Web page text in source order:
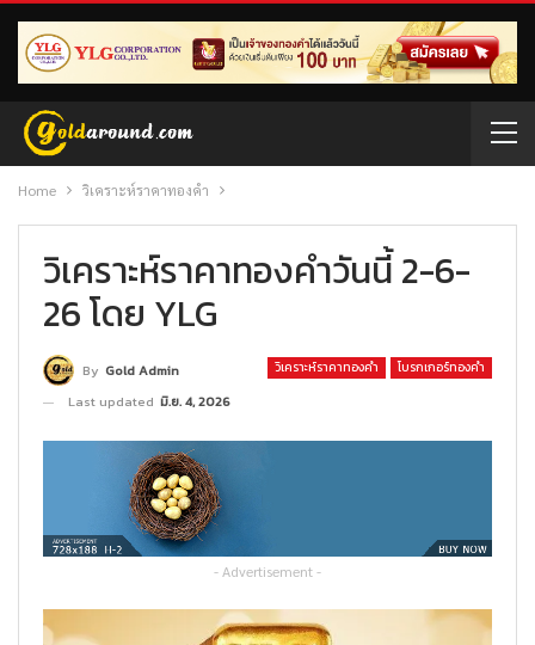
Home วิเคราะห์ราคาทองคำ
วิเคราะห์ราคาทองคำวันนี้ 2-6-
26 โดย YLG
วิเคราะห์ราคาทองคำ โบรกเกอร์ทองคำ
By Gold Admin
Last updated มิ.ย. 4, 2026
- Advertisement -